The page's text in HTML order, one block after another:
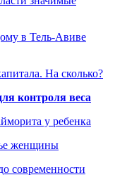
в Тель-Авиве
На сколько?
контроля веса
у ребенка
женщины
современности